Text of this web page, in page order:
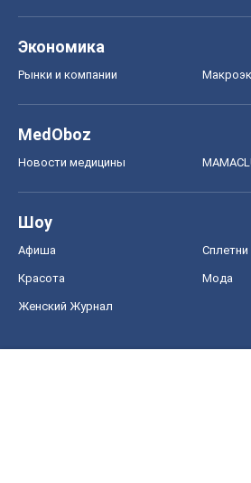
Экономика
Рынки и компании
MedOboz
Новости медицины
Шоу
Афиша Сплетни
Красота Мода
Женский Журнал